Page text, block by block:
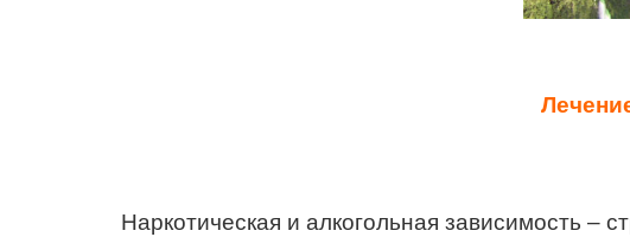
Наркотическая и алкогольная зависимость